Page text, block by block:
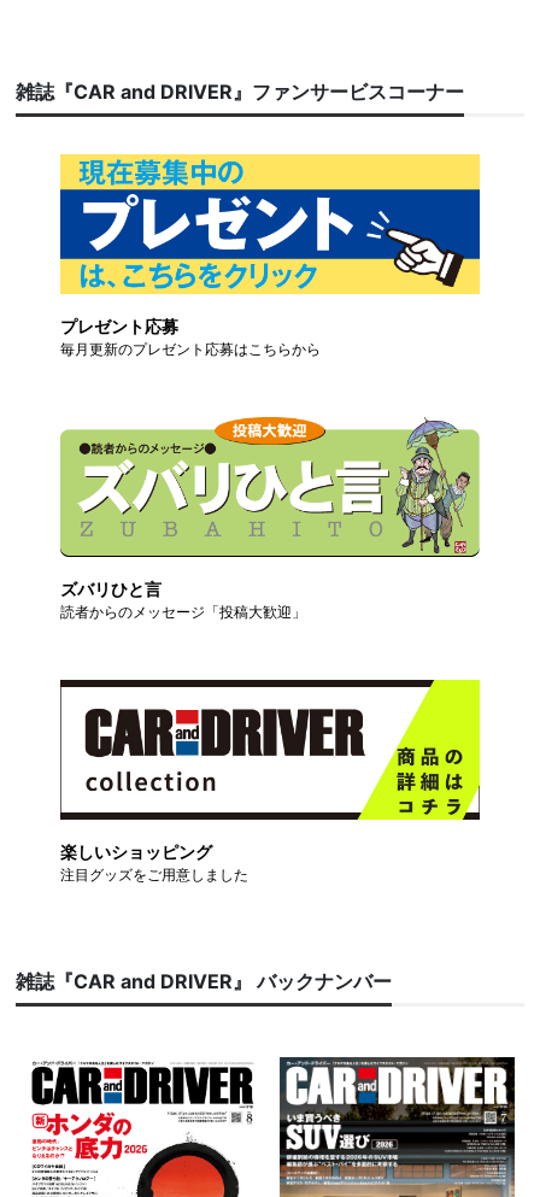
雑誌『CAR and DRIVER』ファンサービスコーナー
プレゼント応募
毎月更新のプレゼント応募はこちらから
ズバリひと言
読者からのメッセージ「投稿大歓迎」
楽しいショッピング
注目グッズをご用意しました
雑誌『CAR and DRIVER』 バックナンバー